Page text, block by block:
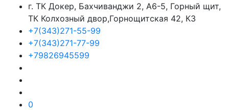
г. ТК Докер, Бахчиванджи 2, А6-5, Горный щит,
ТК Колхозный двор,Горнощитская 42, К3
+7(343)271-55-99
+7(343)271-77-99
+79826945599
0